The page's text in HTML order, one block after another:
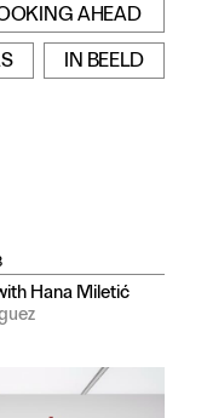
AHEAD
IN BEELD
Hana Miletić